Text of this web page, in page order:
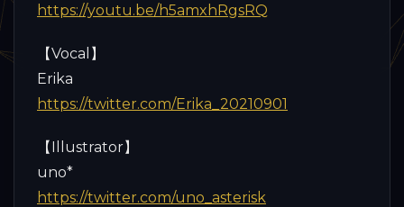
https://youtu.be/h5amxhRgsRQ
【Vocal】
Erika
https://twitter.com/Erika_20210901
【Illustrator】
uno*
https://twitter.com/uno_asterisk